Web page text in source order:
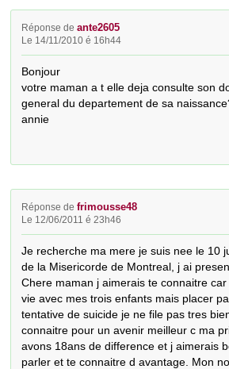
Réponse deante2605
Le 14/11/2010 é 16h44
Bonjour
votre maman a t elle deja consulte son
general du departement de sa
annie
Réponse defrimousse48
Le 12/06/2011 é 23h46
Je recherche ma mere je suis nee le 10
de la Misericorde de Montreal, j ai
Chere maman j aimerais te connaitre
vie avec mes trois enfants mais placer
tentative de suicide je ne file pas tres
connaitre pour un avenir meilleur c ma
avons 18ans de difference et j aimerais
parler et te connaitre d avantage. Mon